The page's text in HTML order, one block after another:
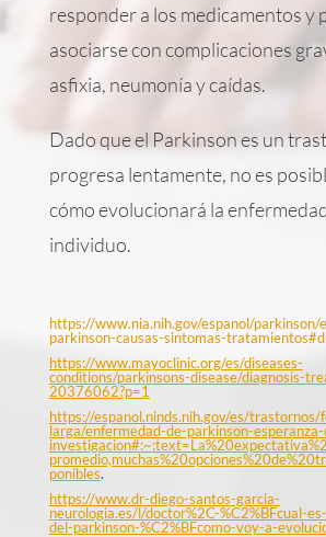
responder a los medicamentos y
asociarse con complicaciones
asfixia, neumonía y caídas.
Dado que el Parkinson es un
progresa lentamente, no es
cómo evolucionará la
individuo.
https://www.nia.nih.gov/espanol/parkinson/
parkinson-causas-sintomas-
https://www.mayoclinic.org/es/diseases-
conditions/parkinsons-disease/diagnosis-
20376062?p=1
https://espanol.ninds.nih.gov/es/trastornos/
larga/enfermedad-de-parkinson-
ponibles.
https://www.dr-diego-santos-garcia-
neurologia.es/l/doctor%2C-%C2%BFcual-
del-parkinson-%C2%BFcomo-voy-a-